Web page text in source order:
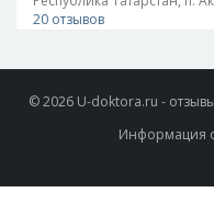
20 отзывов
© 2026 U-doktora.ru -
Информация